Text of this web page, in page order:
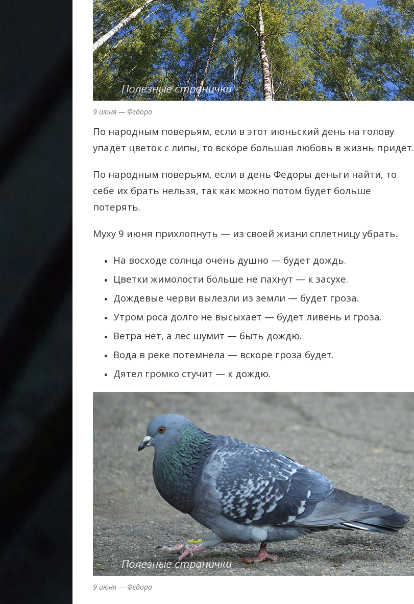
9 июня — Федора
По народным поверьям, если в этот июньский день на голову
упадёт цветок с липы, то вскоре большая любовь в жизнь придёт.
По народным поверьям, если в день Федоры деньги найти, то
себе их брать нельзя, так как можно потом будет больше
потерять.
Муху 9 июня прихлопнуть — из своей жизни сплетницу убрать.
На восходе солнца очень душно — будет дождь.
Цветки жимолости больше не пахнут — к засухе.
Дождевые черви вылезли из земли — будет гроза.
Утром роса долго не высыхает — будет ливень и гроза.
Ветра нет, а лес шумит — быть дождю.
Вода в реке потемнела — вскоре гроза будет.
Дятел громко стучит — к дождю.
9 июня — Федора